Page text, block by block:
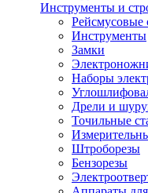
Инструменты и
Рейсмусовые
Инструменты
Замки
Наборы
Дрели и
Точильные
Штроборезы
Бензорезы